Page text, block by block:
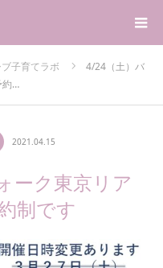
子育てラボ
4/24（土）バ
約…
2021.04.15
ーク東京リア
制です